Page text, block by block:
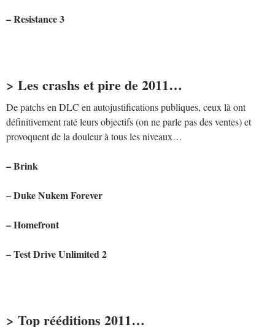
– Resistance 3
> Les crashs et pire de 2011…
De patchs en DLC en autojustifications publiques, ceux là ont
définitivement raté leurs objectifs (on ne parle pas des ventes) et
provoquent de la douleur à tous les niveaux…
– Brink
– Duke Nukem Forever
– Homefront
– Test Drive Unlimited 2
> Top rééditions 2011…